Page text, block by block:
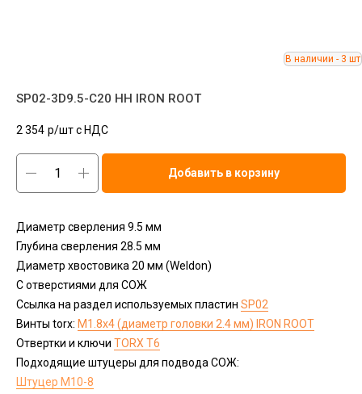
SP02-3D9.5-C20 HH IRON ROOT
2 354 р/шт c НДС
Добавить в корзину
Диаметр сверления 9.5 мм
Глубина сверления 28.5 мм
Диаметр хвостовика 20 мм (Weldon)
С отверстиями для СОЖ
Ссылка на раздел используемых пластин SP02
Винты torx: M1.8x4 (диаметр головки 2.4 мм) IRON ROOT
Отвертки и ключи ТОRX T6
Подходящие штуцеры для подвода СОЖ:
Штуцер М10-8